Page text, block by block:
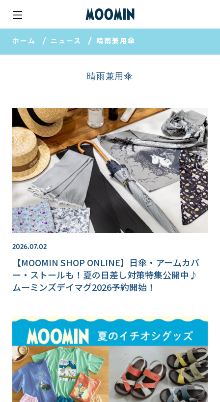
ホーム ニュース 晴雨兼用傘
晴雨兼用傘
2026.07.02
【MOOMIN SHOP ONLINE】日傘・アームカバ
ー・ストールも！夏の日差し対策特集公開中♪
ムーミンズデイマグ2026予約開始！